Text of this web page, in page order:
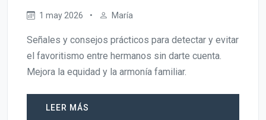
1 may 2026 • María
Señales y consejos prácticos para detectar y evitar
el favoritismo entre hermanos sin darte cuenta.
Mejora la equidad y la armonía familiar.
LEER MÁS